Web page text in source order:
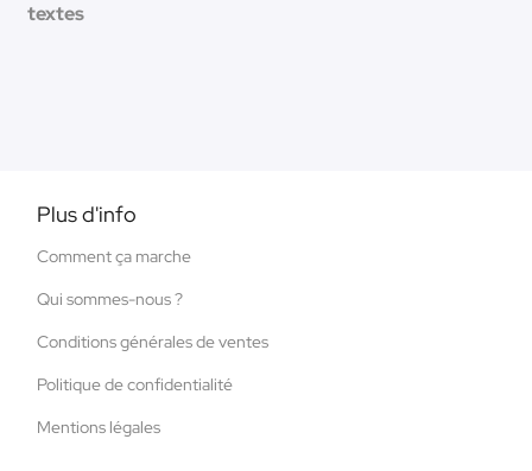
textes
Plus d'info
Comment ça marche
Qui sommes-nous ?
Conditions générales de ventes
Politique de confidentialité
Mentions légales